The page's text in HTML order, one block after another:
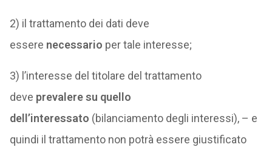
2) il trattamento dei dati deve
essere necessario per tale interesse;
3) l’interesse del titolare del trattamento
deve prevalere su quello
dell’interessato (bilanciamento degli interessi), – e
quindi il trattamento non potrà essere giustificato